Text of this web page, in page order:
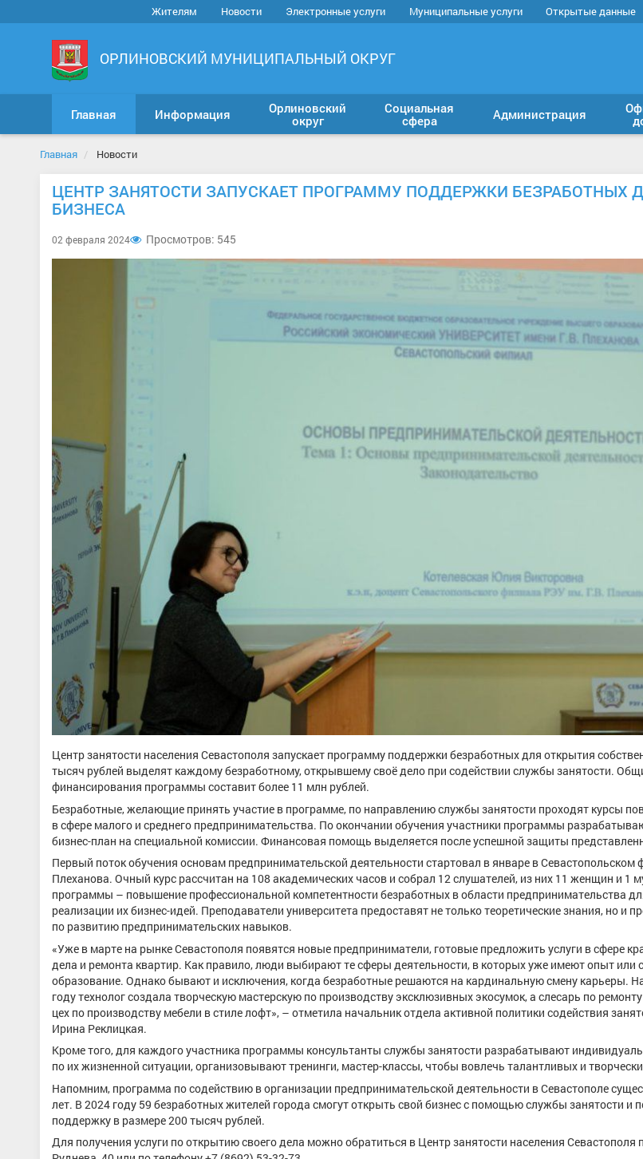
Жителям Новости Электронные услуги Муниципальные услуги Открытые данные
ОРЛИНОВСКИЙ МУНИЦИПАЛЬНЫЙ ОКРУГ
Главная Информация
Орлиновский
округ
Социальная
сфера
Администрация
Главная Новости
ЦЕНТР ЗАНЯТОСТИ ЗАПУСКАЕТ ПРОГРАММУ ПОДДЕРЖКИ БЕЗРАБОТНЫХ
БИЗНЕСА
02 февраля 2024 Просмотров: 545
Центр занятости населения Севастополя запускает программу поддержки безработных для открытия
тысяч рублей выделят каждому безработному, открывшему своё дело при содействии службы занятости.
финансирования программы составит более 11 млн рублей.
Безработные, желающие принять участие в программе, по направлению службы занятости проходят курсы
в сфере малого и среднего предпринимательства. По окончании обучения участники программы
бизнес-план на специальной комиссии. Финансовая помощь выделяется после успешной защиты
Первый поток обучения основам предпринимательской деятельности стартовал в январе в Севастопольском
Плеханова. Очный курс рассчитан на 108 академических часов и собрал 12 слушателей, из них 11 женщин и 1
программы – повышение профессиональной компетентности безработных в области предпринимательства
реализации их бизнес-идей. Преподаватели университета предоставят не только теоретические знания, но и
по развитию предпринимательских навыков.
«Уже в марте на рынке Севастополя появятся новые предприниматели, готовые предложить услуги в сфере
дела и ремонта квартир. Как правило, люди выбирают те сферы деятельности, в которых уже имеют опыт или
образование. Однако бывают и исключения, когда безработные решаются на кардинальную смену карьеры.
году технолог создала творческую мастерскую по производству эксклюзивных экосумок, а слесарь по
цех по производству мебели в стиле лофт», – отметила начальник отдела активной политики содействия
Ирина Реклицкая.
Кроме того, для каждого участника программы консультанты службы занятости разрабатывают
по их жизненной ситуации, организовывают тренинги, мастер-классы, чтобы вовлечь талантливых и
Напомним, программа по содействию в организации предпринимательской деятельности в Севастополе
лет. В 2024 году 59 безработных жителей города смогут открыть свой бизнес с помощью службы занятости и
поддержку в размере 200 тысяч рублей.
Для получения услуги по открытию своего дела можно обратиться в Центр занятости населения Севастополя